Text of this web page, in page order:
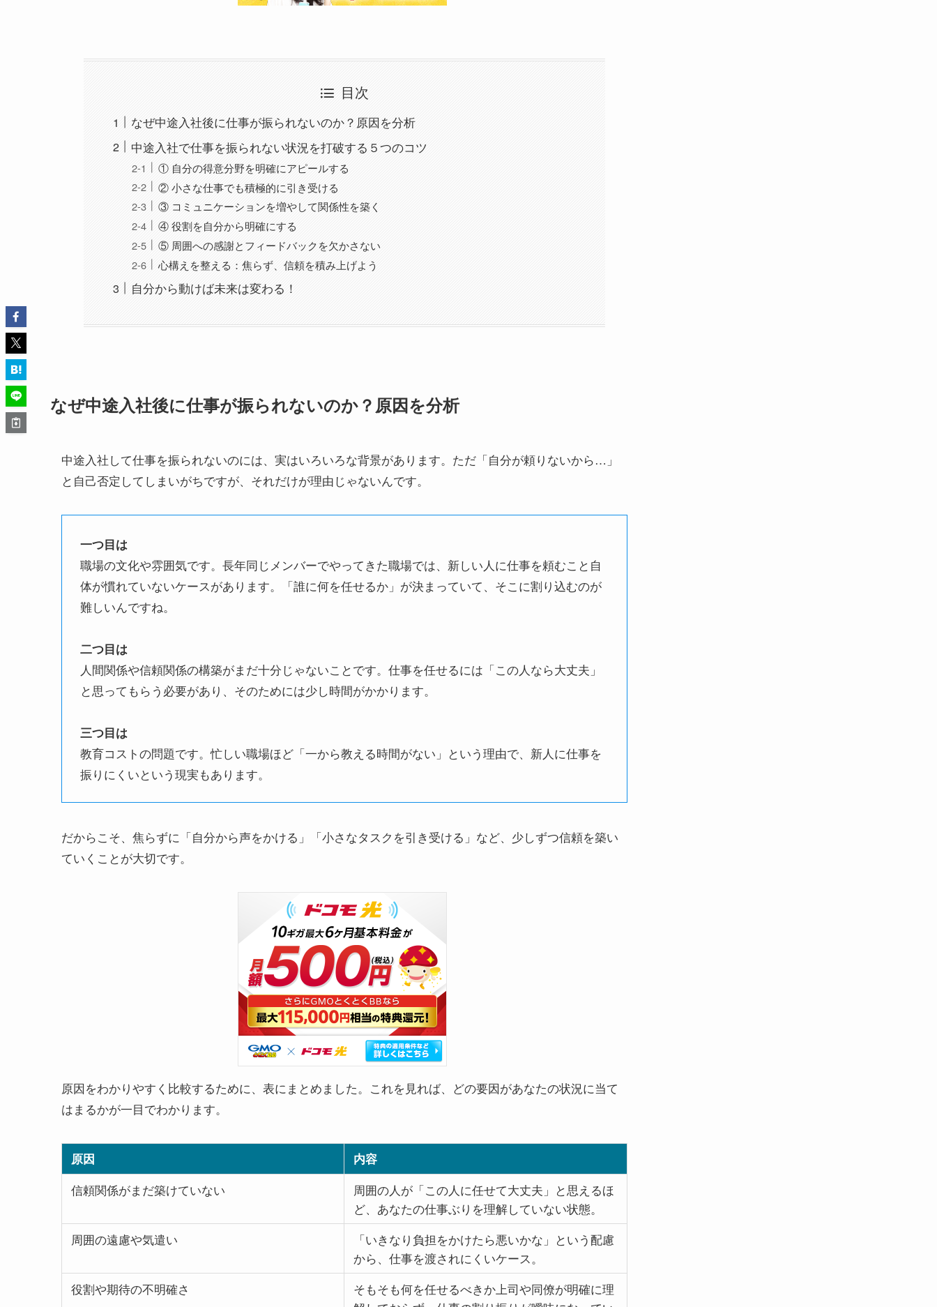
目次
なぜ中途入社後に仕事が振られないのか？原因を分析
中途入社で仕事を振られない状況を打破する５つのコツ
① 自分の得意分野を明確にアピールする
② 小さな仕事でも積極的に引き受ける
③ コミュニケーションを増やして関係性を築く
④ 役割を自分から明確にする
⑤ 周囲への感謝とフィードバックを欠かさない
心構えを整える：焦らず、信頼を積み上げよう
自分から動けば未来は変わる！
なぜ中途入社後に仕事が振られないのか？原因を分析
中途入社して仕事を振られないのには、実はいろいろな背景があります。ただ「自分が頼りないから…」
と自己否定してしまいがちですが、それだけが理由じゃないんです。
一つ目は
職場の文化や雰囲気です。長年同じメンバーでやってきた職場では、新しい人に仕事を頼むこと自
体が慣れていないケースがあります。「誰に何を任せるか」が決まっていて、そこに割り込むのが
難しいんですね。
二つ目は
人間関係や信頼関係の構築がまだ十分じゃないことです。仕事を任せるには「この人なら大丈夫」
と思ってもらう必要があり、そのためには少し時間がかかります。
三つ目は
教育コストの問題です。忙しい職場ほど「一から教える時間がない」という理由で、新人に仕事を
振りにくいという現実もあります。
だからこそ、焦らずに「自分から声をかける」「小さなタスクを引き受ける」など、少しずつ信頼を築い
ていくことが大切です。
原因をわかりやすく比較するために、表にまとめました。これを見れば、どの要因があなたの状況に当て
はまるかが一目でわかります。
原因 内容
信頼関係がまだ築けていない
周囲の人が「この人に任せて大丈夫」と思えるほ
ど、あなたの仕事ぶりを理解していない状態。
周囲の遠慮や気遣い
「いきなり負担をかけたら悪いかな」という配慮
から、仕事を渡されにくいケース。
役割や期待の不明確さ
そもそも何を任せるべきか上司や同僚が明確に理